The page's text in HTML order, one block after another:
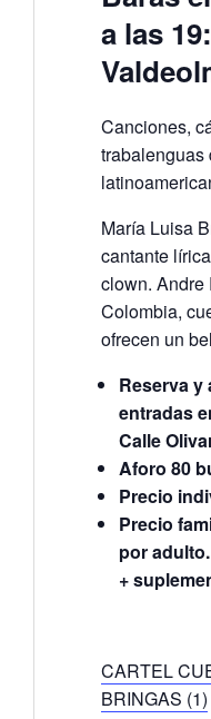
a las
Canciones,
trabalenguas
María Luisa
cantante
clown. Andre
Colombia,
ofrecen un
Reserva
entradas
Calle
Aforo 80
Precio
Precio
por
+
CARTEL
BRINGAS (1)